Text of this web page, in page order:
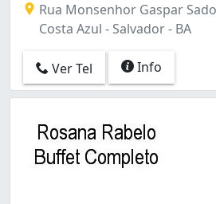
Rua Monsenhor Gaspar
Costa Azul - Salvador - BA
Ver Tel Info